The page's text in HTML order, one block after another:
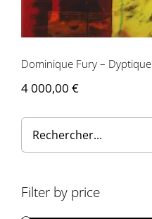
Dominique Fury – Dyptique
4 000,00 €
Filter by price